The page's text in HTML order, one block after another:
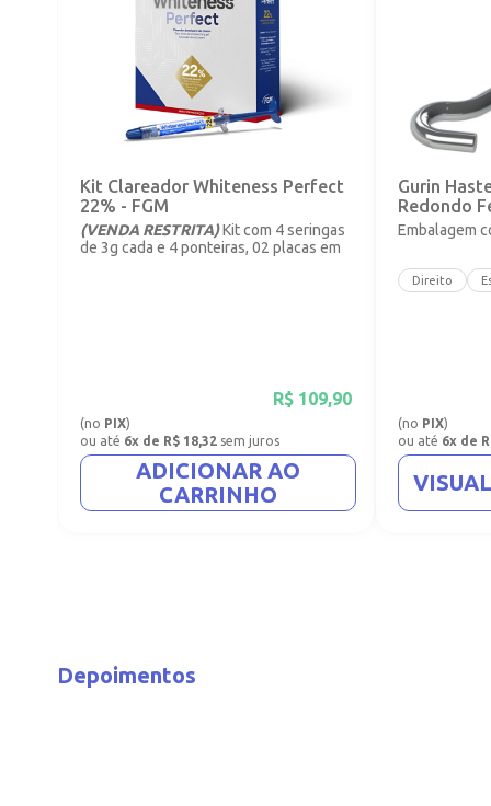
Kit Clareador Whiteness Perfect
22% - FGM
(VENDA RESTRITA)Kit com 4 seringas
de 3g cada e 4 ponteiras, 02 placas em
R$ 109,90
(no PIX)
ou até 6x de R$ 18,32 sem juros
ADICIONAR AO
CARRINHO
Gurin
Redondo
Embalagem
Direito
(no PIX)
ou até 6x de
Depoimentos